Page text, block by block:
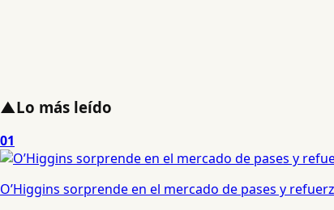
▲Lo más leído
01
O’Higgins sorprende en el mercado de pases y